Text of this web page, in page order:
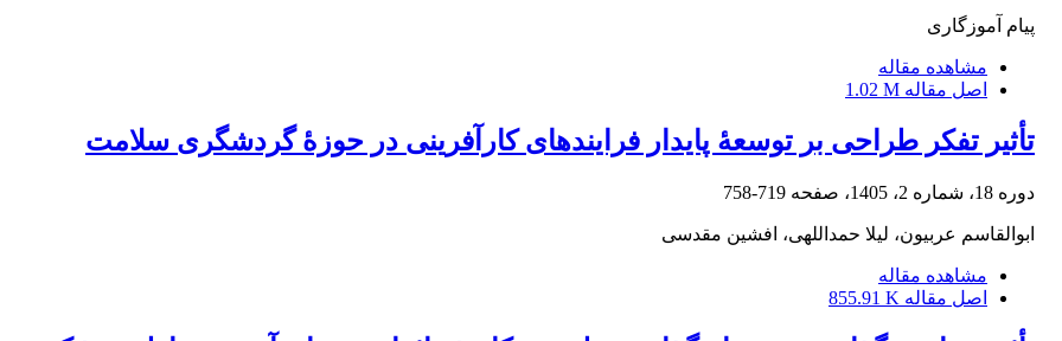
پیام آموزگاری
مشاهده مقاله
اصل مقاله 1.02 M
تأثیر تفکر طراحی بر توسعۀ پایدار فرایندهای کارآفرینی در حوزۀ گردشگری سلامت
دوره 18، شماره 2، 1405، صفحه 719-758
ابوالقاسم عربیون، لیلا حمداللهی، افشین مقدسی
مشاهده مقاله
اصل مقاله 855.91 K